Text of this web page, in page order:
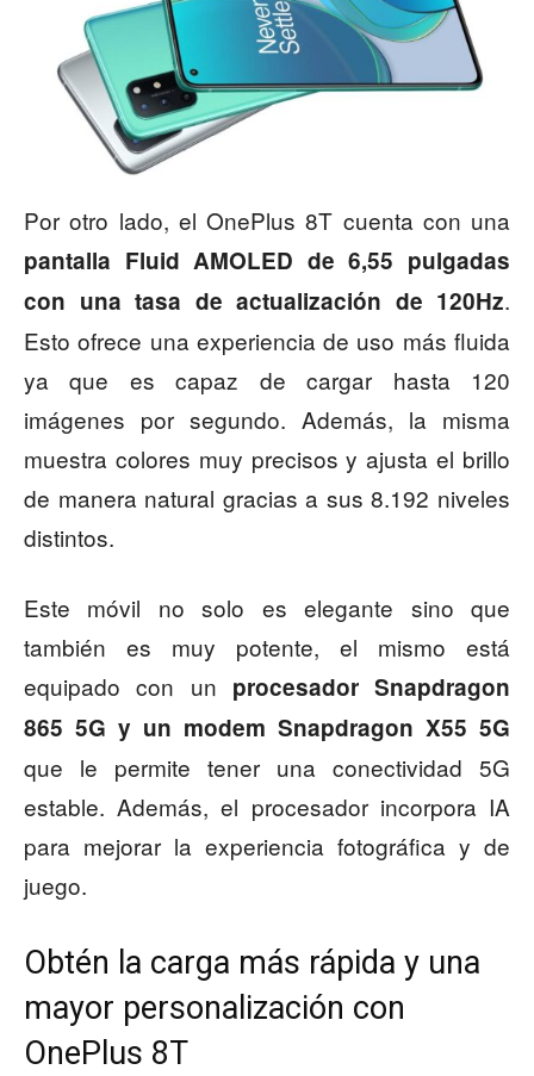
Por otro lado, el OnePlus 8T cuenta con una
pantalla Fluid AMOLED de 6,55 pulgadas
con una tasa de actualización de 120Hz.
Esto ofrece una experiencia de uso más fluida
ya que es capaz de cargar hasta 120
imágenes por segundo. Además, la misma
muestra colores muy precisos y ajusta el brillo
de manera natural gracias a sus 8.192 niveles
distintos.
Este móvil no solo es elegante sino que
también es muy potente, el mismo está
equipado con un procesador Snapdragon
865 5G y un modem Snapdragon X55 5G
que le permite tener una conectividad 5G
estable. Además, el procesador incorpora IA
para mejorar la experiencia fotográfica y de
juego.
Obtén la carga más rápida y una
mayor personalización con
OnePlus 8T